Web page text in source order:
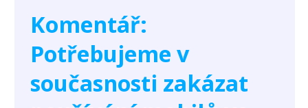
Komentář:
Potřebujeme v
současnosti zakázat